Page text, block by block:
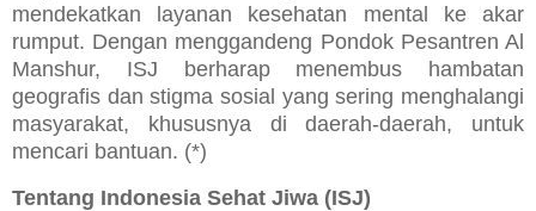
mendekatkan layanan kesehatan mental ke akar
rumput. Dengan menggandeng Pondok Pesantren Al
Manshur, ISJ berharap menembus hambatan
geografis dan stigma sosial yang sering menghalangi
masyarakat, khususnya di daerah-daerah, untuk
mencari bantuan. (*)
Tentang Indonesia Sehat Jiwa (ISJ)